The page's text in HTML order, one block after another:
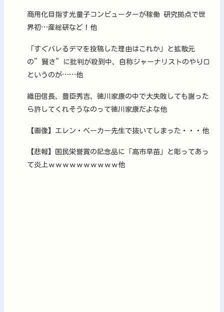
商用化目指す光量子コンピューターが稼働 研究拠点で世
界初…産総研など！他
「すぐバレるデマを投稿した理由はこれか」と拡散元
の”賢さ”に批判が殺到中、自称ジャーナリストのやり口
というのが……他
織田信長、豊臣秀吉、徳川家康の中で大失敗しても謝った
ら許してくれそうなのって徳川家康だよな他
【画像】エレン・ベーカー先生で抜いてしまった・・・他
【悲報】国民栄誉賞の記念品に「高市早苗」と彫ってあっ
て炎上ｗｗｗｗｗｗｗｗｗｗ他